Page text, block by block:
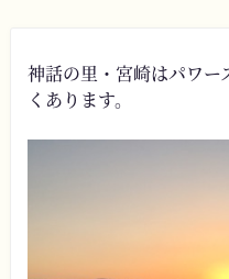
神話の里・宮崎はパワ
くあります。